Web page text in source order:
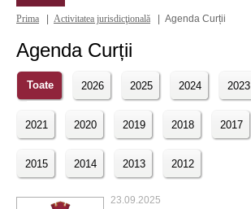
Prima Activitatea jurisdicţională | Agenda Curții
Agenda Curții
Toate 2026 2025 2024 2023
2021 2020 2019 2018 2017
2015 2014 2013 2012
23.09.2025